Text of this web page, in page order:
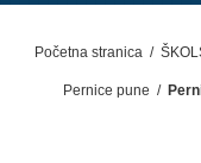
Početna stranica /
Pernice pune /